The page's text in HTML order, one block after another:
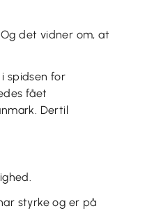
det vidner om, at
spidsen for
fået
Dertil
styrke og er på